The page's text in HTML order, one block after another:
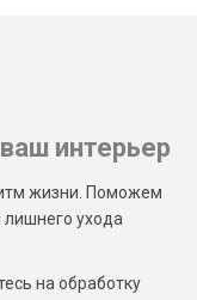
интерьер
жизни. Поможем
лишнего ухода
на обработку